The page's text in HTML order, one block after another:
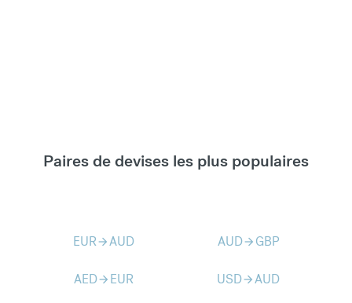
Paires de devises les plus populaires
EURarrow_forwardAUD AUDarrow_forward GBP
AEDarrow_forward EUR USDarrow_forwardAUD